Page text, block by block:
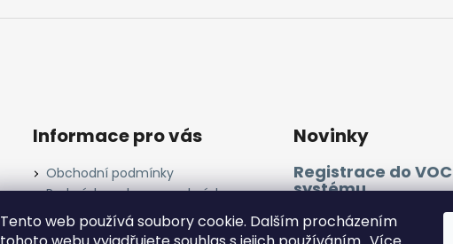
Tento web používá soubory cookie. Dalším procházením
Informace pro vás
Obchodní podmínky
Podmínky ochrany osobních
Cookies a GA
Novinky
Registrace do VOC
systému
11.4.2025